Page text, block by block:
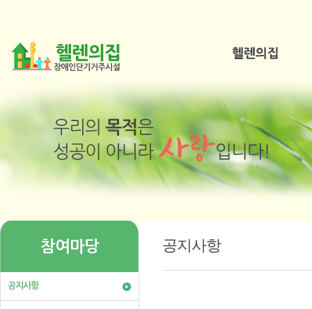
참여마당
공지사항
공지사항